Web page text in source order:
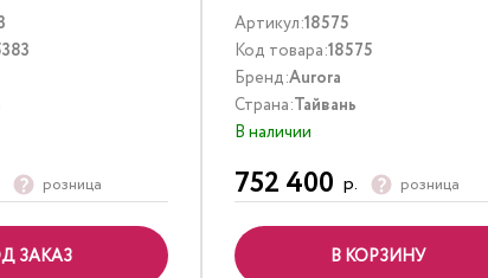
розница
ЗАКАЗ
Артикул:18575
Код товара:18575
Бренд:Aurora
Страна:Тайвань
В наличии
752 400 р. розница
В КОРЗИНУ